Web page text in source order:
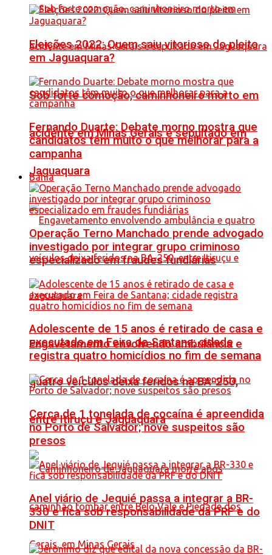
Sob forte comoção, caminhoneiro morto em
acidente em Minas Gerais é sepultado em
Jaguaquara
Engavetamento envolvendo ambulância e
quatro veículos deixa feridos na BA-250,
entre Itiruçu e Jaguaquara
Eleições 2022: Quem saiu vitorioso do pleito
em Jaguaquara?
Fernando Duarte: Debate morno mostra que
candidatos têm muito o que melhorar para a
campanha
Bahia
Operação Terno Manchado prende advogado
investigado por integrar grupo criminoso
especializado em fraudes fundiárias
Adolescente de 15 anos é retirado de casa e
executado em Feira de Santana; cidade
registra quatro homicídios no fim de semana
Cerca de 1 tonelada de cocaína é apreendida
no Porto de Salvador; nove suspeitos são
presos
Anel viário de Jequié passa a integrar a BR-
330 e fica sob responsabilidade da PRF e do
DNIT